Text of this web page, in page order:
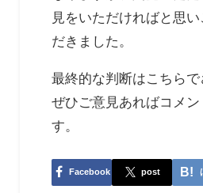
見をいただければと思
だきました。
最終的な判断はこちらで
ぜひご意見あればコメ
す。
Facebook post